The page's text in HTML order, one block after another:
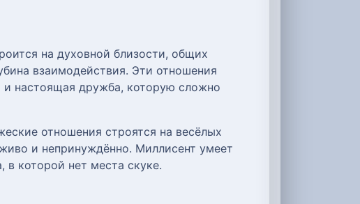
на духовной близости, общих
взаимодействия. Эти отношения
настоящая дружба, которую сложно
отношения строятся на весёлых
и непринуждённо. Миллисент умеет
которой нет места скуке.